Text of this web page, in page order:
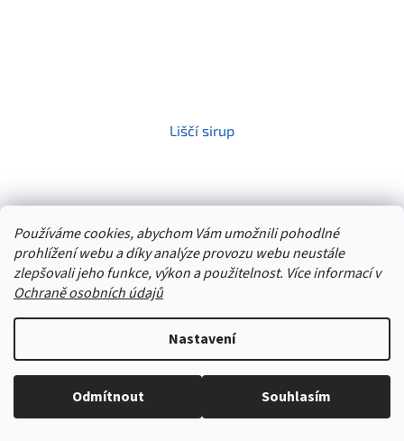
Používáme cookies, abychom Vám umožnili pohodlné
prohlížení webu a díky analýze provozu webu neustále
zlepšovali jeho funkce, výkon a použitelnost. Více informací v
Ochraně osobních údajů
Nastavení
Odmítnout Souhlasím
Stačí nám zavolat a zeptat se :-)
Liščí sirup
199 Kč Do košíku
Liščí sirup vychází z receptu tradiční čínské medicíny Chu Shi Wei
Ling Tang. Více vám tady toho k účinkům kvůli legislativním